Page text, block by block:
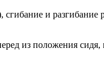
и
из положения